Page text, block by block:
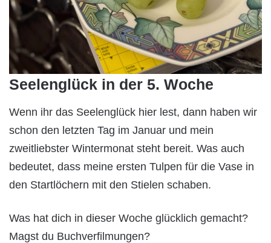
Seelenglück in der 5. Woche
Wenn ihr das Seelenglück hier lest, dann haben wir
schon den letzten Tag im Januar und mein
zweitliebster Wintermonat steht bereit. Was auch
bedeutet, dass meine ersten Tulpen für die Vase in
den Startlöchern mit den Stielen schaben.
Was hat dich in dieser Woche glücklich gemacht?
Magst du Buchverfilmungen?